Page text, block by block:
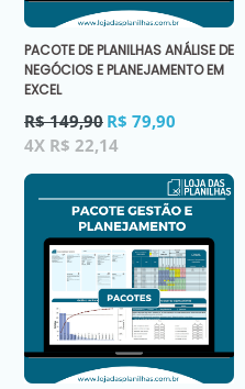
PACOTE DE PLANILHAS ANÁLISE DE
NEGÓCIOS E PLANEJAMENTO EM
EXCEL
Preço
normal
R$ 149,90 R$ 79,90
4X R$ 22,14